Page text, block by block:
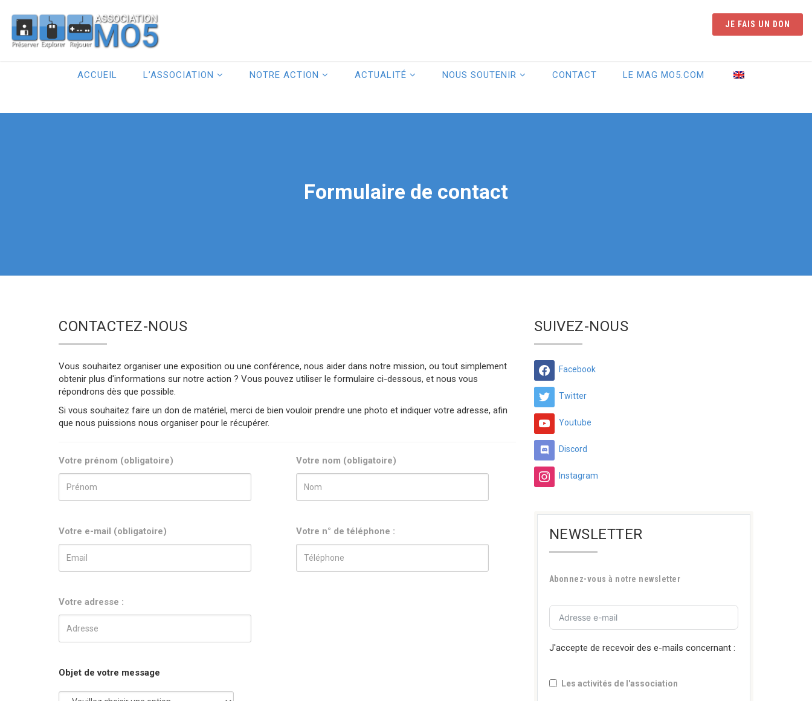
JE FAIS UN DON
ACCUEIL L’ASSOCIATION NOTRE ACTION ACTUALITÉ NOUS SOUTENIR CONTACT LE MAG MO5.COM
Formulaire de contact
CONTACTEZ-NOUS
Vous souhaitez organiser une exposition ou une conférence, nous aider dans notre mission, ou tout simplement
obtenir plus d'informations sur notre action ? Vous pouvez utiliser le formulaire ci-dessous, et nous vous
répondrons dès que possible.
Si vous souhaitez faire un don de matériel, merci de bien vouloir prendre une photo et indiquer votre adresse, afin
que nous puissions nous organiser pour le récupérer.
Votre prénom (obligatoire) Votre nom (obligatoire)
Votre e-mail (obligatoire) Votre n° de téléphone :
Votre adresse :
Objet de votre message
SUIVEZ-NOUS
Facebook
Twitter
Youtube
Discord
Instagram
NEWSLETTER
Abonnez-vous à notre newsletter
J'accepte de recevoir des e-mails concernant :
Les activités de l'association